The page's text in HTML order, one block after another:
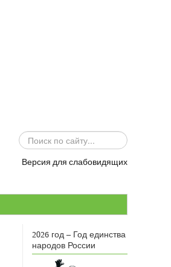
ИСКАТЬ...
Версия для слабовидящих
2026 год – Год единства
народов России